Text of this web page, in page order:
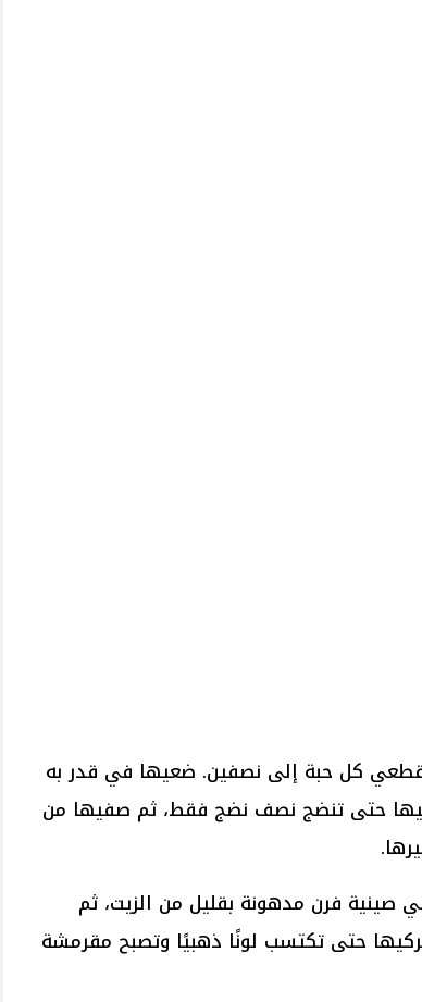
كل حبة إلى نصفين. ضعيها في قدر به
حتى تنضج نصف نضج فقط، ثم صفيها من
فرن مدهونة بقليل من الزيت، ثم
حتى تكتسب لونًا ذهبيًا وتصبح مقرمشة